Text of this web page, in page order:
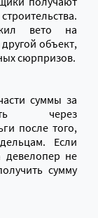
вето на
объект,
сюрпризов.
суммы за
через
после того,
Если
девелопер не
сумму